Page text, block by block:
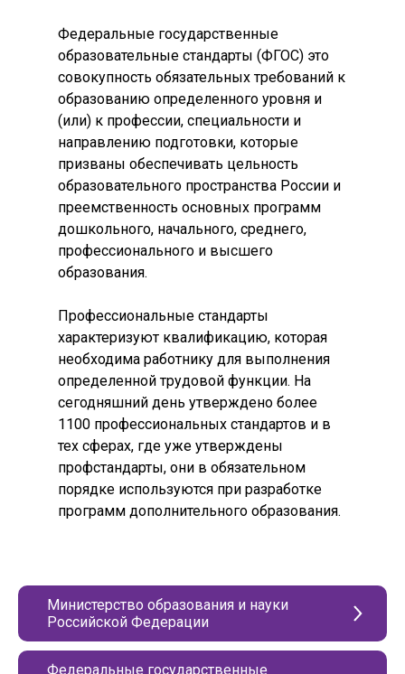
Федеральные государственные
образовательные стандарты (ФГОС) это
совокупность обязательных требований к
образованию определенного уровня и
(или) к профессии, специальности и
направлению подготовки, которые
призваны обеспечивать цельность
образовательного пространства России и
преемственность основных программ
дошкольного, начального, среднего,
профессионального и высшего
образования.
Профессиональные стандарты
характеризуют квалификацию, которая
необходима работнику для выполнения
определенной трудовой функции. На
сегодняшний день утверждено более
1100 профессиональных стандартов и в
тех сферах, где уже утверждены
профстандарты, они в обязательном
порядке используются при разработке
программ дополнительного образования.
Министерство образования и науки
Российской Федерации
Федеральные государственные